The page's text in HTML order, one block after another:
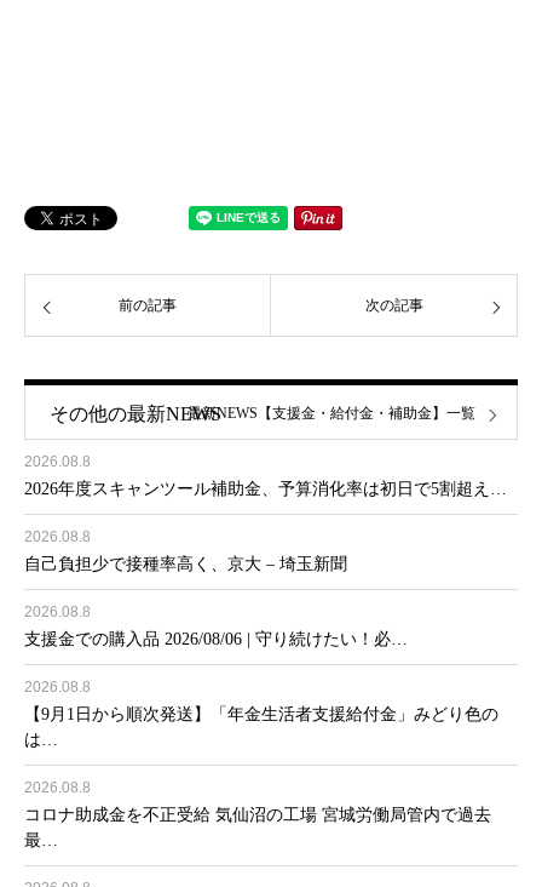
前の記事 次の記事
その他の最新NEWS
2026.08.8
2026年度スキャンツール補助金、予算消化率は初日で5割超え…
2026.08.8
自己負担少で接種率高く、京大 – 埼玉新聞
2026.08.8
支援金での購入品 2026/08/06 | 守り続けたい！必…
2026.08.8
【9月1日から順次発送】「年金生活者支援給付金」みどり色の
は…
2026.08.8
コロナ助成金を不正受給 気仙沼の工場 宮城労働局管内で過去
最…
最新NEWS【支援金・給付金・補助金】一覧